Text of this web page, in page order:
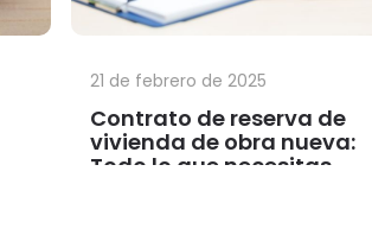
Contrato de reserva de
vivienda de obra nueva:
Todo lo que necesitas
21 de febrero de 2025